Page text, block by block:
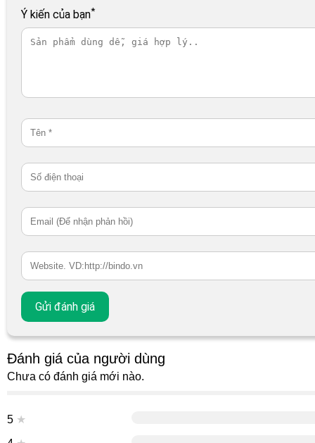
Ý kiến của bạn*
Đánh giá của người dùng
Chưa có đánh giá mới nào.
5 ★